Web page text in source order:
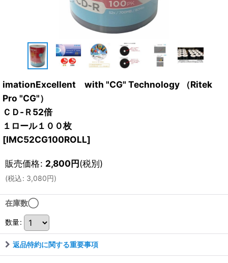
imationExcellent with "CG" Technology （Ritek
Pro "CG"）
ＣＤ-Ｒ52倍
１ロール１００枚
[IMC52CG100ROLL]
販売価格: 2,800円(税別)
(税込: 3,080円)
在庫数◯
数量:
返品特約に関する重要事項